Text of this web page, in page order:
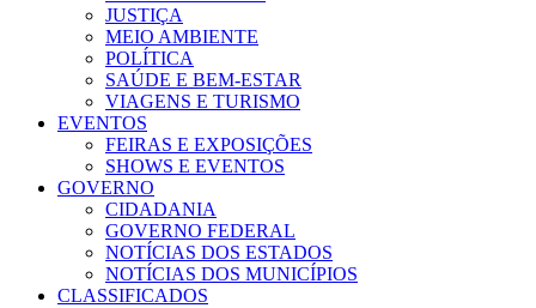
JUSTIÇA
MEIO AMBIENTE
POLÍTICA
SAÚDE E BEM-ESTAR
VIAGENS E TURISMO
EVENTOS
FEIRAS E EXPOSIÇÕES
SHOWS E EVENTOS
GOVERNO
CIDADANIA
GOVERNO FEDERAL
NOTÍCIAS DOS ESTADOS
NOTÍCIAS DOS MUNICÍPIOS
CLASSIFICADOS